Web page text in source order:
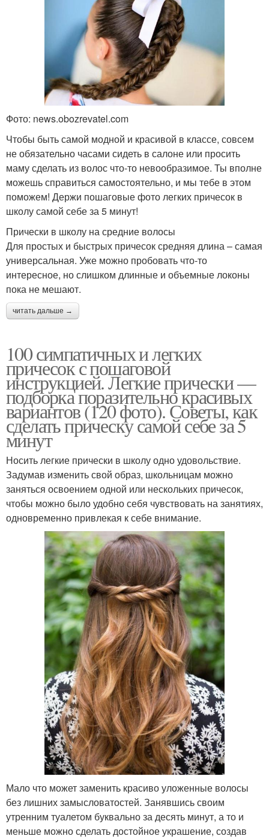
Фото: news.obozrevatel.com
Чтобы быть самой модной и красивой в классе, совсем
не обязательно часами сидеть в салоне или просить
маму сделать из волос что-то невообразимое. Ты вполне
можешь справиться самостоятельно, и мы тебе в этом
поможем! Держи пошаговые фото легких причесок в
школу самой себе за 5 минут!
Прически в школу на средние волосы
Для простых и быстрых причесок средняя длина – самая
универсальная. Уже можно пробовать что-то
интересное, но слишком длинные и объемные локоны
пока не мешают.
читать дальше →
100 симпатичных и легких
причесок с пошаговой
инструкцией. Легкие прически —
подборка поразительно красивых
вариантов (120 фото). Советы, как
сделать прическу самой себе за 5
минут
Носить легкие прически в школу одно удовольствие.
Задумав изменить свой образ, школьницам можно
заняться освоением одной или нескольких причесок,
чтобы можно было удобно себя чувствовать на занятиях,
одновременно привлекая к себе внимание.
Мало что может заменить красиво уложенные волосы
без лишних замысловатостей. Занявшись своим
утренним туалетом буквально за десять минут, а то и
меньше можно сделать достойное украшение, создав